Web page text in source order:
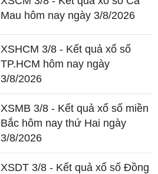
Mau hôm nay ngày 3/8/2026
XSHCM 3/8 - Kết quả xổ số
TP.HCM hôm nay ngày
3/8/2026
XSMB 3/8 - Kết quả xổ số miền
Bắc hôm nay thứ Hai ngày
3/8/2026
XSDT 3/8 - Kết quả xổ số Đồng